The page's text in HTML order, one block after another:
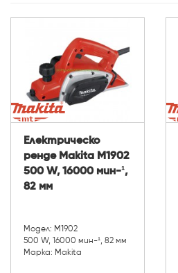
Електрическо
ренде Makita M1902
500 W, 16000 мин-¹,
82 мм
Модел: M1902
500 W, 16000 мин-¹, 82 мм
Марка: Makita